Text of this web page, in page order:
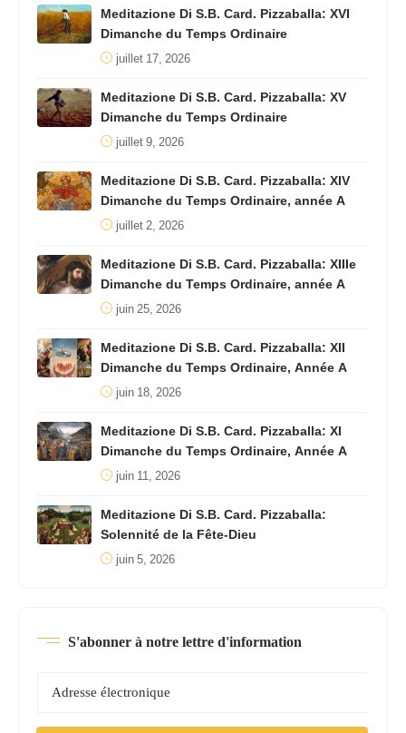
Meditazione Di S.B. Card. Pizzaballa: XVI
Dimanche du Temps Ordinaire
juillet 17, 2026
Meditazione Di S.B. Card. Pizzaballa: XV
Dimanche du Temps Ordinaire
juillet 9, 2026
Meditazione Di S.B. Card. Pizzaballa: XIV
Dimanche du Temps Ordinaire, année A
juillet 2, 2026
Meditazione Di S.B. Card. Pizzaballa: XIIIe
Dimanche du Temps Ordinaire, année A
juin 25, 2026
Meditazione Di S.B. Card. Pizzaballa: XII
Dimanche du Temps Ordinaire, Année A
juin 18, 2026
Meditazione Di S.B. Card. Pizzaballa: XI
Dimanche du Temps Ordinaire, Année A
juin 11, 2026
Meditazione Di S.B. Card. Pizzaballa:
Solennité de la Fête-Dieu
juin 5, 2026
S'abonner à notre lettre d'information